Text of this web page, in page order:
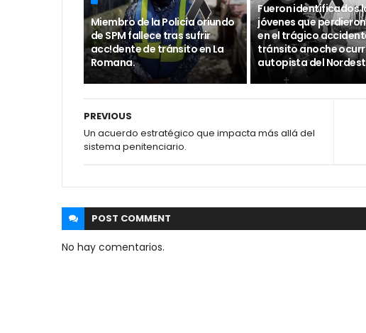
Miembro de la Policía oriundo
de SPM fallece tras sufrir
acc!dente de tránsito en La
Romana.
Fueron identificados
jóvenes que
en el trágico
tránsito anoche
autopista del
PREVIOUS
Un acuerdo estratégico que impacta más allá del
sistema penitenciario.
POST COMMENT
No hay comentarios.